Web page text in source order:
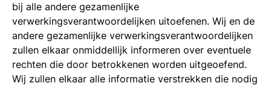
bij alle andere gezamenlijke
verwerkingsverantwoordelijken uitoefenen. Wij en de
andere gezamenlijke verwerkingsverantwoordelijken
zullen elkaar onmiddellijk informeren over eventuele
rechten die door betrokkenen worden uitgeoefend.
Wij zullen elkaar alle informatie verstrekken die nodig